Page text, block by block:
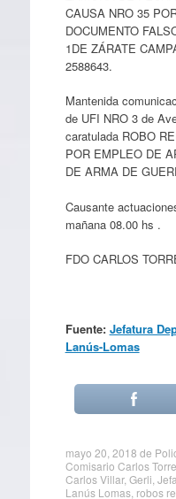
CAUSA NRO 35
DOCUMENTO
1DE ZÁRATE
2588643.
Mantenida
de UFI NRO 3 de
caratulada ROBO
POR EMPLEO DE
DE ARMA DE
Causante
mañana 08.00 hs .
FDO CARLOS
Fuente: Jefatura
Lanús-Lomas
mayo 20, 2018 de
Comisario Carlos
Carlos Villar, Gerli
Lanús Lomas, robos